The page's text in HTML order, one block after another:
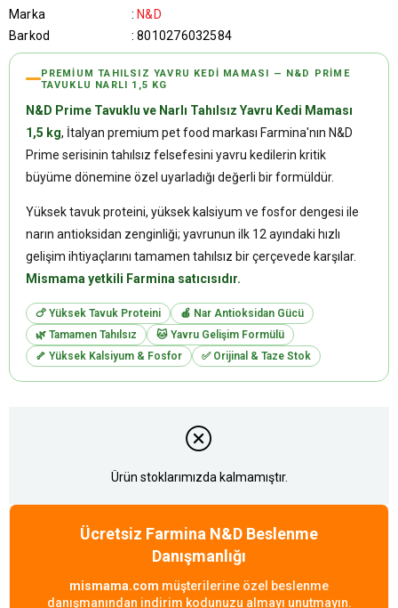
Marka : N&D
Barkod
: 8010276032584
PREMIUM TAHILSIZ YAVRU KEDI MAMASI — N&D PRIME
TAVUKLU NARLI 1,5 KG
N&D Prime Tavuklu ve Narlı Tahılsız Yavru Kedi Maması
1,5 kg, İtalyan premium pet food markası Farmina'nın N&D
Prime serisinin tahılsız felsefesini yavru kedilerin kritik
büyüme dönemine özel uyarladığı değerli bir formüldür.
Yüksek tavuk proteini, yüksek kalsiyum ve fosfor dengesi ile
narın antioksidan zenginliği; yavrunun ilk 12 ayındaki hızlı
gelişim ihtiyaçlarını tamamen tahılsız bir çerçevede karşılar.
Mismama yetkili Farmina satıcısıdır.
🍗 Yüksek Tavuk Proteini
🍎 Nar Antioksidan Gücü
🌿 Tamamen Tahılsız
🐱 Yavru Gelişim Formülü
🦴 Yüksek Kalsiyum & Fosfor
✅ Orijinal & Taze Stok
Ürün stoklarımızda kalmamıştır.
Ücretsiz Farmina N&D Beslenme
Danışmanlığı
mismama.com müşterilerine özel beslenme
danışmanından indirim kodunuzu almayı unutmayın.